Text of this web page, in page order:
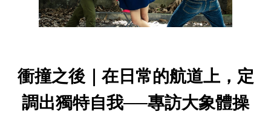
衝撞之後｜在日常的航道上，定
調出獨特自我──專訪大象體操